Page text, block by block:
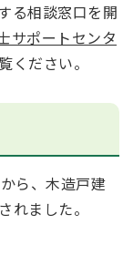
る相談窓口を開
サポートセンタ
ください。
ら、木造戸建
れました。